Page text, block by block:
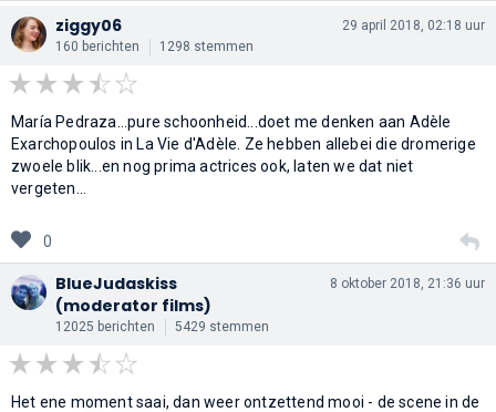
ziggy06
160 berichten 1298 stemmen
29 april 2018, 02:18 uur
María Pedraza...pure schoonheid...doet me denken aan Adèle
Exarchopoulos in La Vie d'Adèle. Ze hebben allebei die dromerige
zwoele blik...en nog prima actrices ook, laten we dat niet
vergeten...
0
BlueJudaskiss
(moderator films)
12025 berichten 5429 stemmen
8 oktober 2018, 21:36 uur
Het ene moment saai, dan weer ontzettend mooi - de scene in de